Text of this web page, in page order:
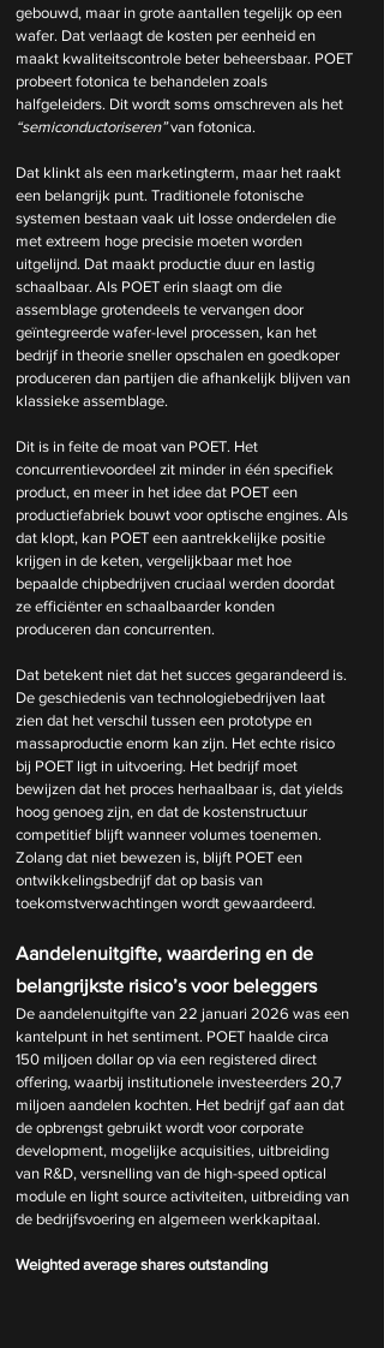
gebouwd, maar in grote aantallen tegelijk op een
wafer. Dat verlaagt de kosten per eenheid en
maakt kwaliteitscontrole beter beheersbaar. POET
probeert fotonica te behandelen zoals
halfgeleiders. Dit wordt soms omschreven als het
“semiconductoriseren” van fotonica.
Dat klinkt als een marketingterm, maar het raakt
een belangrijk punt. Traditionele fotonische
systemen bestaan vaak uit losse onderdelen die
met extreem hoge precisie moeten worden
uitgelijnd. Dat maakt productie duur en lastig
schaalbaar. Als POET erin slaagt om die
assemblage grotendeels te vervangen door
geïntegreerde wafer-level processen, kan het
bedrijf in theorie sneller opschalen en goedkoper
produceren dan partijen die afhankelijk blijven van
klassieke assemblage.
Dit is in feite de moat van POET. Het
concurrentievoordeel zit minder in één specifiek
product, en meer in het idee dat POET een
productiefabriek bouwt voor optische engines. Als
dat klopt, kan POET een aantrekkelijke positie
krijgen in de keten, vergelijkbaar met hoe
bepaalde chipbedrijven cruciaal werden doordat
ze efficiënter en schaalbaarder konden
produceren dan concurrenten.
Dat betekent niet dat het succes gegarandeerd is.
De geschiedenis van technologiebedrijven laat
zien dat het verschil tussen een prototype en
massaproductie enorm kan zijn. Het echte risico
bij POET ligt in uitvoering. Het bedrijf moet
bewijzen dat het proces herhaalbaar is, dat yields
hoog genoeg zijn, en dat de kostenstructuur
competitief blijft wanneer volumes toenemen.
Zolang dat niet bewezen is, blijft POET een
ontwikkelingsbedrijf dat op basis van
toekomstverwachtingen wordt gewaardeerd.
Aandelenuitgifte, waardering en de
belangrijkste risico’s voor beleggers
De aandelenuitgifte van 22 januari 2026 was een
kantelpunt in het sentiment. POET haalde circa
150 miljoen dollar op via een registered direct
offering, waarbij institutionele investeerders 20,7
miljoen aandelen kochten. Het bedrijf gaf aan dat
de opbrengst gebruikt wordt voor corporate
development, mogelijke acquisities, uitbreiding
van R&D, versnelling van de high-speed optical
module en light source activiteiten, uitbreiding van
de bedrijfsvoering en algemeen werkkapitaal.
Weighted average shares outstanding